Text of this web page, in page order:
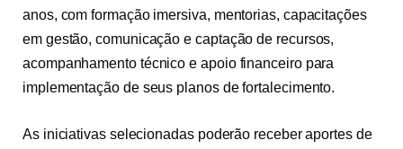
anos, com formação imersiva, mentorias, capacitações
em gestão, comunicação e captação de recursos,
acompanhamento técnico e apoio financeiro para
implementação de seus planos de fortalecimento.
As iniciativas selecionadas poderão receber aportes de